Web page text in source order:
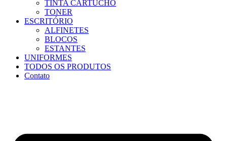
TINTA CARTUCHO
TONER
ESCRITÓRIO
ALFINETES
BLOCOS
ESTANTES
UNIFORMES
TODOS OS PRODUTOS
Contato